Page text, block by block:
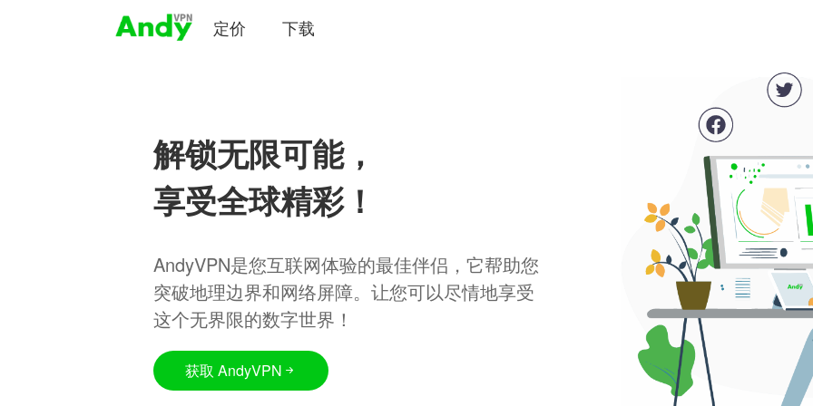
定价 下载
解锁无限可能，
享受全球精彩！
AndyVPN是您互联网体验的最佳伴侣，它帮助您
突破地理边界和网络屏障。让您可以尽情地享受
这个无界限的数字世界！
获取 AndyVPN